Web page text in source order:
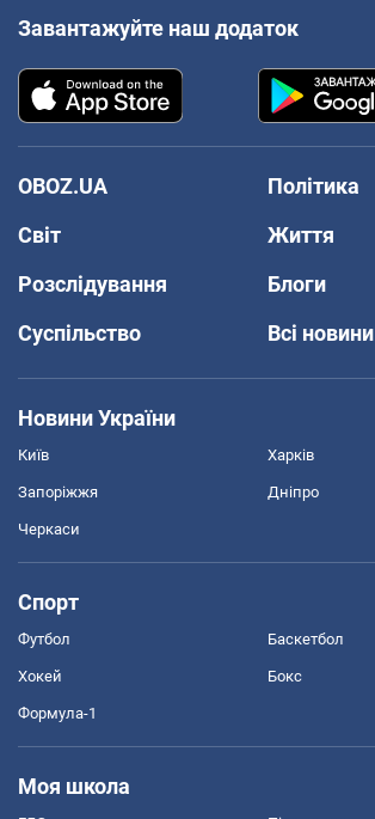
Завантажуйте наш додаток
OBOZ.UA
Політика
Світ
Життя
Розслідування
Блоги
Суспільство
Всі новини
Новини України
Київ Харків
Запоріжжя Дніпро
Черкаси
Спорт
Футбол Баскетбол
Хокей Бокс
Формула-1
Моя школа